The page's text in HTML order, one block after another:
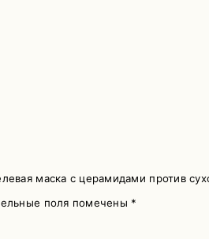
маска с церамидами против
поля помечены *